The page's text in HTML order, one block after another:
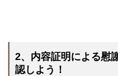
2、内容証明による慰
認しよう！